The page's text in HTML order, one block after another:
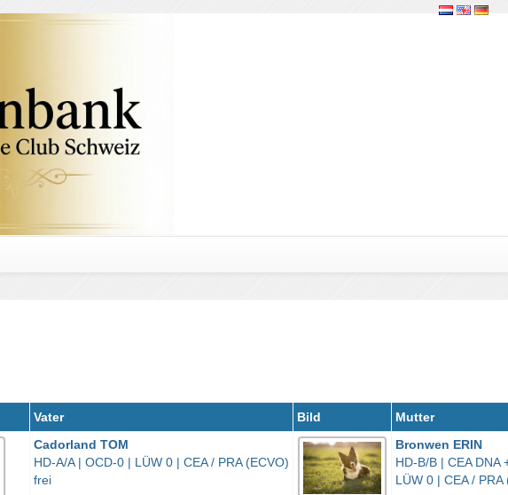
Vater Bild Mutter
Cadorland TOM
HD-A/A | OCD-0 | LÜW 0 | CEA / PRA (ECVO)
frei
Bronwen ERIN
HD-B/B | CEA
LÜW 0 | CEA / PRA